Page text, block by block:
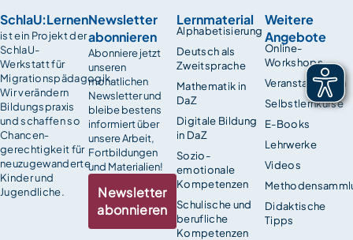
SchlaU:Lernen
ist ein Projekt der
SchlaU-
Werkstatt für
Migrationspädagogik.
Wir verändern
Bildungspraxis
und schaffen so
Chancen­
gerechtigkeit für
neuzugewanderte
Kinder und
Jugendliche.
Lernmaterial
Alphabetisierung
Deutsch als
Zweitsprache
Mathematik in
DaZ
Digitale Bildung
in DaZ
Sozio-
emotionale
Kompetenzen
Schulische und
berufliche
Kompetenzen
Weitere
Angebote
Online-
Workshops
Veranstaltungen
Selbstlernkurse
E-Books
Lehrwerke
Videos
Didaktische
Tipps
Newsletter
abonnieren
Abonniere jetzt
unseren
monatlichen
Newsletter und
bleibe bestens
informiert über
unsere Arbeit,
Fortbildungen
und Materialien!
Newsletter
abonnieren